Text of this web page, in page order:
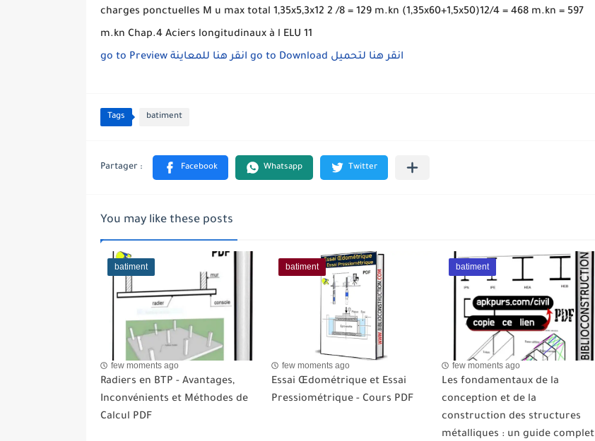
charges ponctuelles M u max total 1,35x5,3x12 2 /8 = 129 m.kn (1,35x60+1,5x50)12/4 = 468 m.kn = 597
m.kn Chap.4 Aciers longitudinaux à l ELU 11
go to Preview انقر هنا للمعاينة go to Download انقر هنا لتحميل
Tags batiment
You may like these posts
batiment
few moments ago
Radiers en BTP - Avantages,
Inconvénients et Méthodes de
Calcul PDF
batiment
few moments ago
Essai Œdométrique et Essai
Pressiométrique - Cours PDF
batiment
few moments ago
Les fondamentaux de la
conception et de la
construction des structures
métalliques : un guide complet